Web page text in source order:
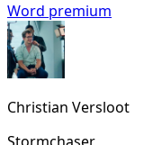
Word premium
Christian Versloot